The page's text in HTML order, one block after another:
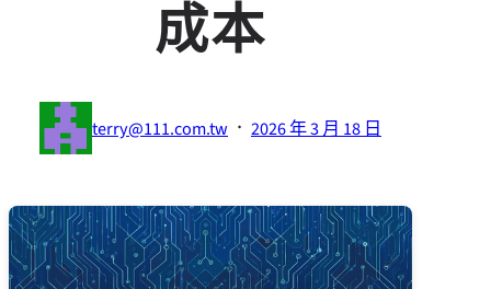
成本
terry@111.com.tw · 2026 年 3 月 18 日